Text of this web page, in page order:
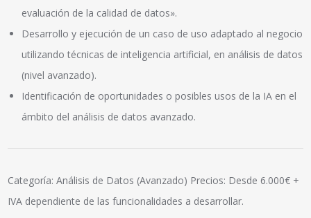
evaluación de la calidad de datos».
Desarrollo y ejecución de un caso de uso adaptado al negocio
utilizando técnicas de inteligencia artificial, en análisis de datos
(nivel avanzado).
Identificación de oportunidades o posibles usos de la IA en el
ámbito del análisis de datos avanzado.
Categoría: Análisis de Datos (Avanzado) Precios: Desde 6.000€ +
IVA dependiente de las funcionalidades a desarrollar.